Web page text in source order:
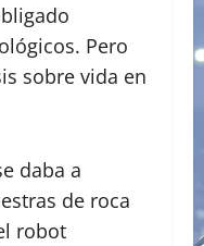
Pero
sobre vida en
daba a
de roca
robot